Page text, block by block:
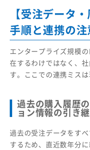
【受注データ
手順と連携の注
エンタープライズ規模
在するわけではなく、
す。ここでの連携ミス
過去の購入履歴
ョン情報の引き
過去の受注データをす
するため、直近数年分